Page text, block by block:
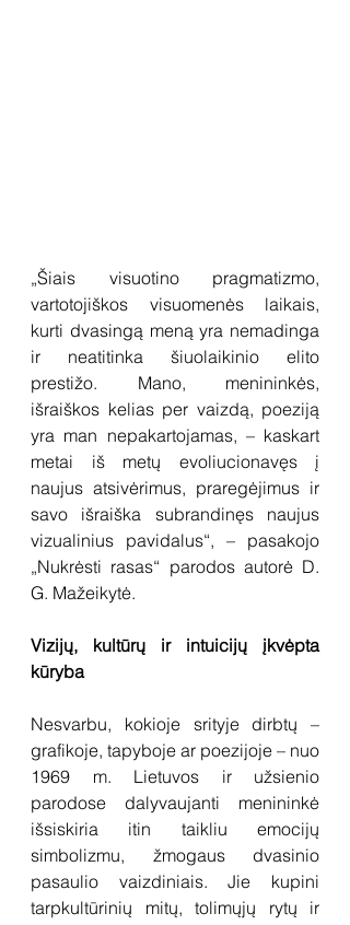
„Šiais visuotino pragmatizmo,
vartotojiškos visuomenės laikais,
kurti dvasingą meną yra nemadinga
ir neatitinka šiuolaikinio elito
prestižo. Mano, menininkės,
išraiškos kelias per vaizdą, poeziją
yra man nepakartojamas, – kaskart
metai iš metų evoliucionavęs į
naujus atsivėrimus, praregėjimus ir
savo išraiška subrandinęs naujus
vizualinius pavidalus“, – pasakojo
„Nukrėsti rasas“ parodos autorė D.
G. Mažeikytė.
Vizijų, kultūrų ir intuicijų įkvėpta
kūryba
Nesvarbu, kokioje srityje dirbtų –
grafikoje, tapyboje ar poezijoje – nuo
1969 m. Lietuvos ir užsienio
parodose dalyvaujanti menininkė
išsiskiria itin taikliu emocijų
simbolizmu, žmogaus dvasinio
pasaulio vaizdiniais. Jie kupini
tarpkultūrinių mitų, tolimųjų rytų ir